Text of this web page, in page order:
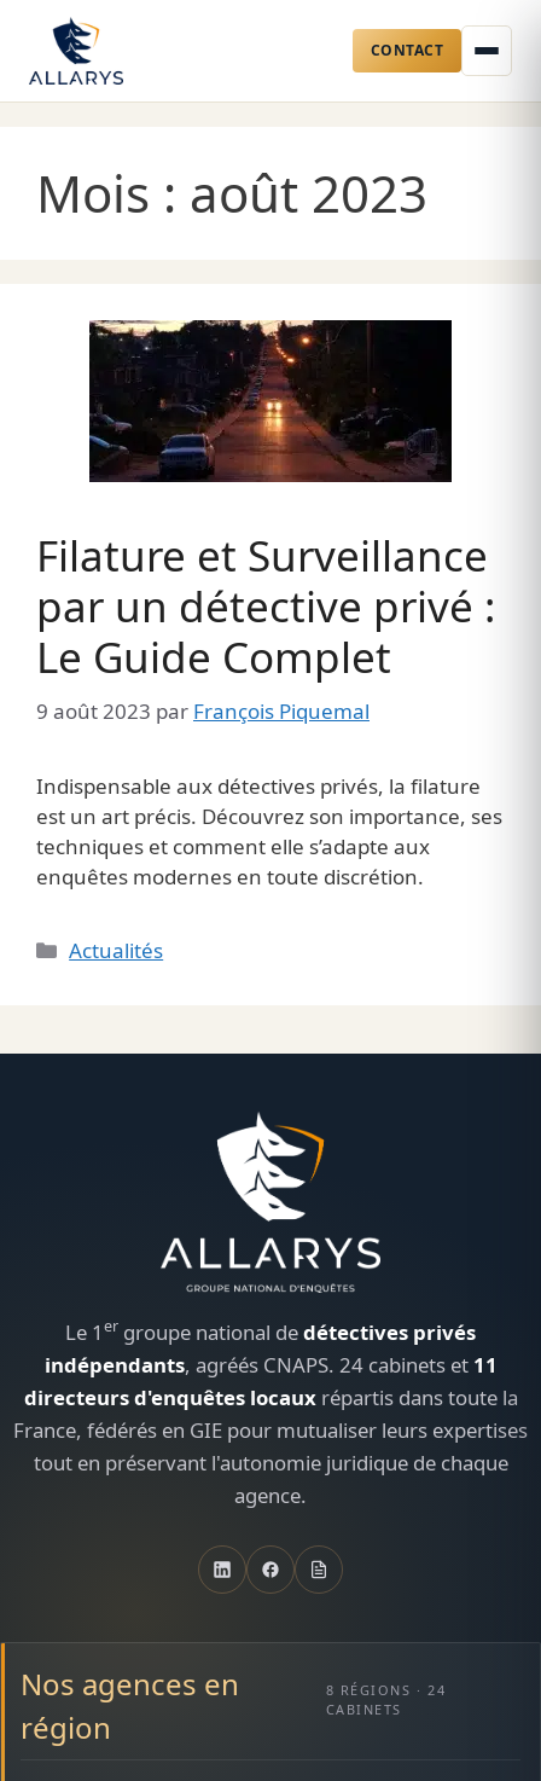
CONTACT
contenuMois : août 2023
Filature et Surveillance
par un détective privé :
Le Guide Complet
9 août 2023 par François Piquemal
Indispensable aux détectives privés, la filature
est un art précis. Découvrez son importance, ses
techniques et comment elle s’adapte aux
enquêtes modernes en toute discrétion.
Catégories
Actualités
Le 1 er groupe national dedétectives privés
indépendants, agréés CNAPS. 24 cabinets et 11
directeurs d'enquêtes locauxrépartis dans toute la
France, fédérés en GIE pour mutualiser leurs expertises
tout en préservant l'autonomie juridique de chaque
agence.
Nos agences en
région
8 RÉGIONS · 24
CABINETS